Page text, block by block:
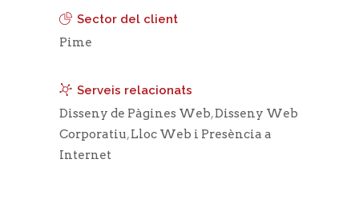
Sector del client
Pime
Serveis relacionats
Disseny de Pàgines Web,Disseny Web
Corporatiu,Lloc Web i Presència a
Internet